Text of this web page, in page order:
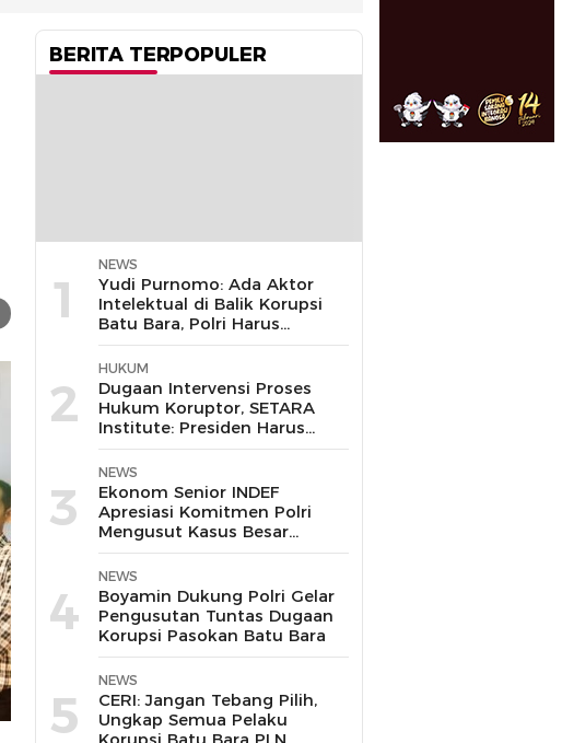
BERITA TERPOPULER
1
NEWS
Yudi Purnomo: Ada Aktor
Intelektual di Balik Korupsi
Batu Bara, Polri Harus
Bongkar
2
HUKUM
Dugaan Intervensi Proses
Hukum Koruptor, SETARA
Institute: Presiden Harus
Pastikan TNI Tak
Disalahgunakan
3
NEWS
Ekonom Senior INDEF
Apresiasi Komitmen Polri
Mengusut Kasus Besar
hingga Tuntas
4
NEWS
Boyamin Dukung Polri Gelar
Pengusutan Tuntas Dugaan
Korupsi Pasokan Batu Bara
5
NEWS
CERI: Jangan Tebang Pilih,
Ungkap Semua Pelaku